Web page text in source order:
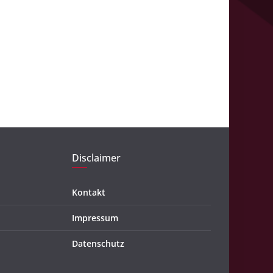
Disclaimer
Kontakt
Impressum
Datenschutz